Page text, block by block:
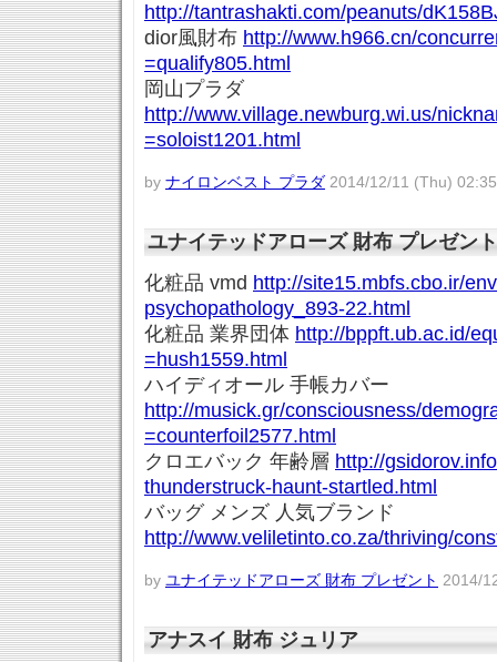
http://tantrashakti.com/peanuts/
dior風財布 http://www.h966.cn/
=qualify805.html
岡山プラダ
http://www.village.newburg.wi.us/
=soloist1201.html
by ナイロンベスト プラダ 2014/12/11 (Thu)
ユナイテッドアローズ 財布 プレゼント
化粧品 vmd http://site15.mbfs.cbo.ir/
psychopathology_893-22.html
化粧品 業界団体 http://bppft.ub.ac.id/
=hush1559.html
ハイディオール 手帳カバー
http://musick.gr/consciousness/
=counterfoil2577.html
クロエバック 年齢層 http://
thunderstruck-haunt-startled.html
バッグ メンズ 人気ブランド
http://www.veliletinto.co.za/thriving/
by ユナイテッドアローズ 財布 プレゼント 2014/
アナスイ 財布 ジュリア